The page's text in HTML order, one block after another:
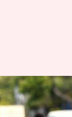
अच्छी
कम हुए